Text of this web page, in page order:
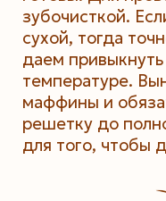
зубочисткой.
сухой, тогда
даем
температуре.
маффины и
решетку до
для того, чтобы